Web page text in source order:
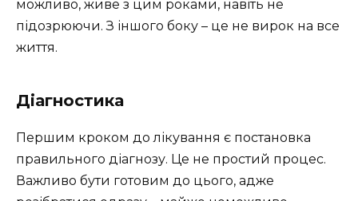
можливо, живе з цим роками, навіть не
підозрюючи. З іншого боку – це не вирок на все
життя.
Діагностика
Першим кроком до лікування є постановка
правильного діагнозу. Це не простий процес.
Важливо бути готовим до цього, адже